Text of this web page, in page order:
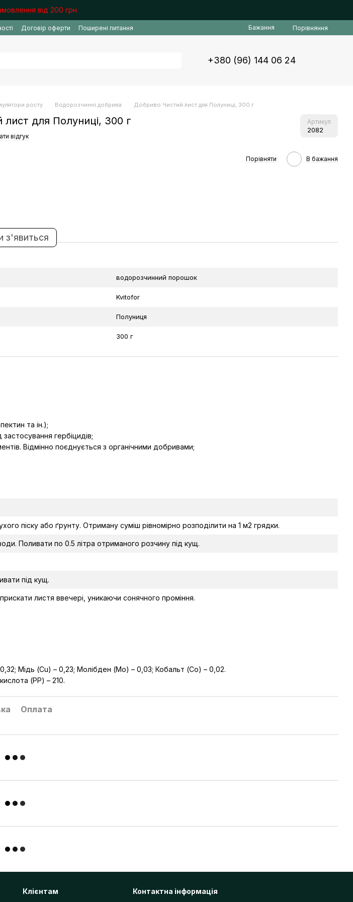
від 200 грн
Договір оферти Поширені питання Бажання Порівняння
+380 (96) 144 06 24
росту Водорозчинні добрива Добриво Чистий лист для Полуниці, 300 г
для Полуниці, 300 г Артикул
2082
відгук
Порівняти В бажання
з'явиться
водорозчинний порошок
Kvitofor
Полуниця
300 г
та ін.);
гербіцидів;
Відмінно поєднується з органічними добривами;
піску або ґрунту. Отриману суміш рівномірно розподілити на 1 м2 грядки.
Поливати по 0.5 літра отриманого розчину під кущ.
під кущ.
листя ввечері, уникаючи сонячного проміння.
Мідь (Cu) – 0,23; Молібден (Мо) – 0,03; Кобальт (Со) – 0,02.
(РР) – 210.
Оплата
Клієнтам Контактна інформація